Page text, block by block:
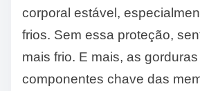
corporal estável,
frios. Sem essa proteção,
mais frio. E mais, as
componentes chave das